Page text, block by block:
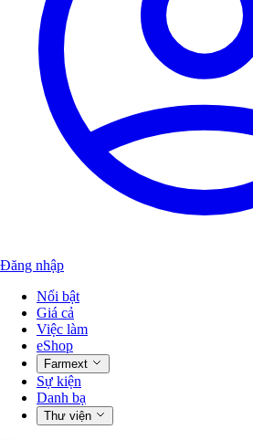
Đăng nhập
Nổi bật
Giá cả
Việc làm
eShop
Farmext
Sự kiện
Danh bạ
Thư viện